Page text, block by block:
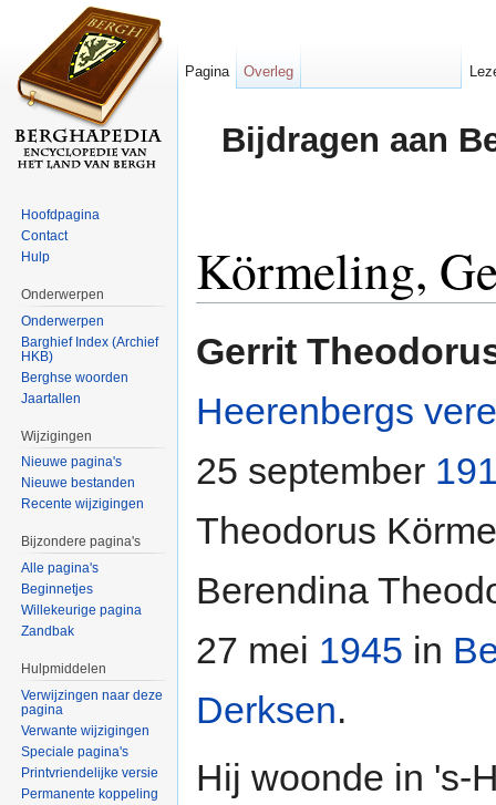
Bijdragen aan
Körmeling,
Gerrit
Heerenbergs
25 september
Theodorus
Berendina
27 mei 1945 in
Derksen.
Hij woonde in 's-
Pagina Overleg
Hoofdpagina
Contact
Hulp
Onderwerpen
Onderwerpen
Barghief Index (Archief
HKB)
Berghse woorden
Jaartallen
Wijzigingen
Nieuwe pagina's
Nieuwe bestanden
Recente wijzigingen
Bijzondere pagina's
Alle pagina's
Beginnetjes
Willekeurige pagina
Zandbak
Hulpmiddelen
Verwijzingen naar deze
pagina
Verwante wijzigingen
Speciale pagina's
Printvriendelijke versie
Permanente koppeling